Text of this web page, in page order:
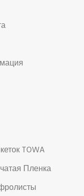
TOWA
Пленка